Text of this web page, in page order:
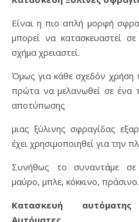
Είναι η πιο απλή μορφή
μπορεί να κατασκευαστεί
σχήμα χρειαστεί.
Όμως για κάθε σχεδόν χρήση
πρώτα να μελανωθεί σε ένα
αποτύπωσης
μιας ξύλινης σφραγίδας
έχει χρησιμοποιηθεί για την
Συνήθως το συναντάμε σε
μαύρο, μπλε, κόκκινο, πράσινο.
Κατασκευή